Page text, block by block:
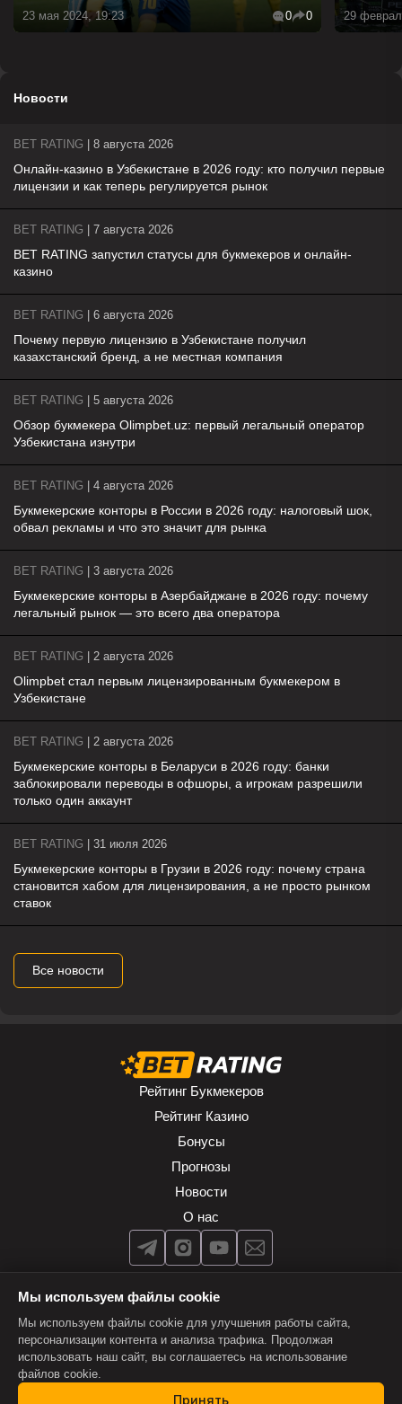
23 мая 2024, 19:23 0 0 29
Новости
BET RATING | 8 августа 2026
Онлайн-казино в Узбекистане в 2026 году: кто получил первые
лицензии и как теперь регулируется рынок
BET RATING | 7 августа 2026
BET RATING запустил статусы для букмекеров и онлайн-
казино
BET RATING | 6 августа 2026
Почему первую лицензию в Узбекистане получил
казахстанский бренд, а не местная компания
BET RATING | 5 августа 2026
Обзор букмекера Olimpbet.uz: первый легальный оператор
Узбекистана изнутри
BET RATING | 4 августа 2026
Букмекерские конторы в России в 2026 году: налоговый шок,
обвал рекламы и что это значит для рынка
BET RATING | 3 августа 2026
Букмекерские конторы в Азербайджане в 2026 году: почему
легальный рынок — это всего два оператора
BET RATING | 2 августа 2026
Olimpbet стал первым лицензированным букмекером в
Узбекистане
BET RATING | 2 августа 2026
Букмекерские конторы в Беларуси в 2026 году: банки
заблокировали переводы в офшоры, а игрокам разрешили
только один аккаунт
BET RATING | 31 июля 2026
Букмекерские конторы в Грузии в 2026 году: почему страна
становится хабом для лицензирования, а не просто рынком
ставок
Все новости
Рейтинг Букмекеров
Рейтинг Казино
Бонусы
Прогнозы
Новости
О нас
Мы используем файлы cookie
Мы используем файлы cookie для улучшения работы сайта,
персонализации контента и анализа трафика. Продолжая
использовать наш сайт, вы соглашаетесь на использование
файлов cookie.
Принять